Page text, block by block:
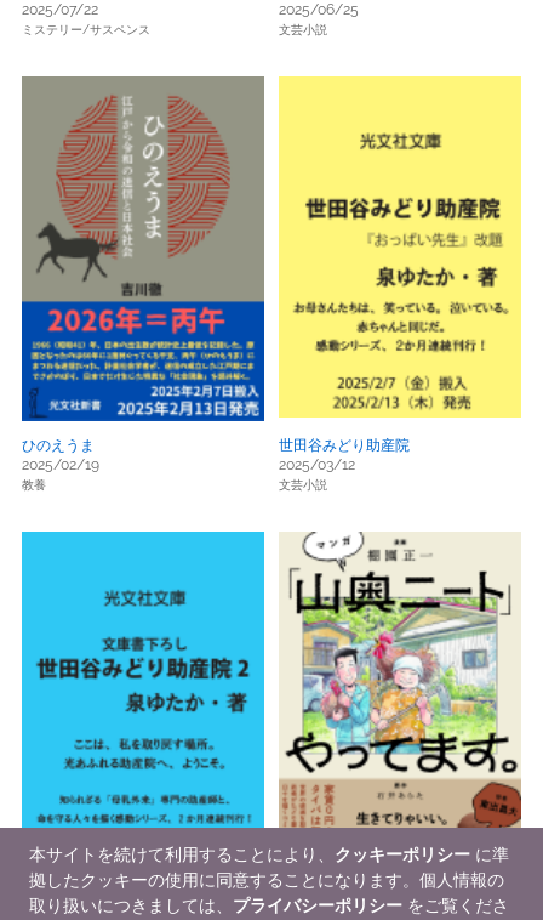
2025/07/22
ミステリー/サスペンス
2025/06/25
文芸小説
ひのえうま
2025/02/19
教養
世田谷みどり助産院
2025/03/12
文芸小説
世田谷みどり助産院 陽だまりの庭
マンガ「山奥ニート」やってます。
本サイトを続けて利用することにより、 クッキーポリシー に準
拠したクッキーの使用に同意することになります。個人情報の
取り扱いにつきましては、 プライバシーポリシー をご覧くださ